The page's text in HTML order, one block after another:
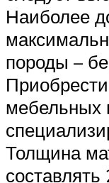
Наиболее
породы –
мебельных
Толщина